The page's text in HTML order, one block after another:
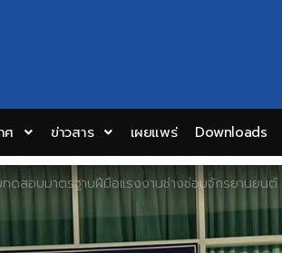
ศ ข่าวสาร เผยแพร่ Downloads
ดสอบมาตรฐานฝีมือแรงงานช่างซ่อมจักรยานยนต์